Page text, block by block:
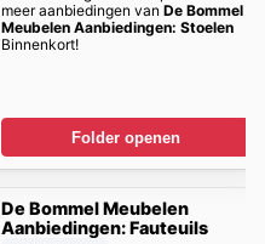
meer aanbiedingen van De Bommel
Meubelen Aanbiedingen: Stoelen
Binnenkort!
Folder openen
De Bommel Meubelen
Aanbiedingen: Fauteuils